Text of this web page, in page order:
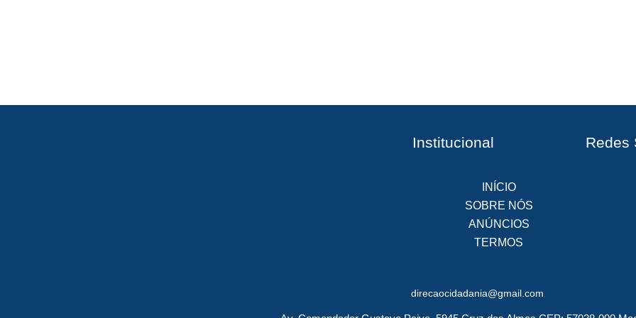
Institucional
INÍCIO
SOBRE NÓS
ANÚNCIOS
TERMOS
Redes
direcaocidadania@gmail.com